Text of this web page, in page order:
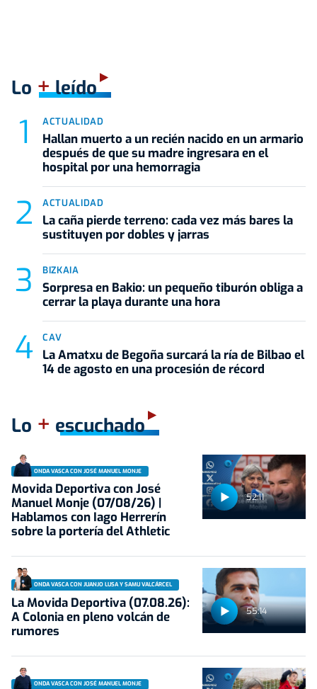
Lo +leído
ACTUALIDAD
Hallan muerto a un recién nacido en un armario
después de que su madre ingresara en el
hospital por una hemorragia
ACTUALIDAD
La caña pierde terreno: cada vez más bares la
sustituyen por dobles y jarras
BIZKAIA
Sorpresa en Bakio: un pequeño tiburón obliga a
cerrar la playa durante una hora
CAV
La Amatxu de Begoña surcará la ría de Bilbao el
14 de agosto en una procesión de récord
Lo + escuchado
52:11
ONDA VASCA CON JOSÉ MANUEL MONJE
Movida Deportiva con José
Manuel Monje (07/08/26) |
Hablamos con Iago Herrerín
sobre la portería del Athletic
55:14
ONDA VASCA CON JUANJO LUSA Y SAMU VALCÁRCEL
La Movida Deportiva (07.08.26):
A Colonia en pleno volcán de
rumores
ONDA VASCA CON JOSÉ MANUEL MONJE